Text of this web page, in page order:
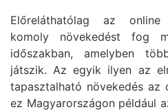
Előreláthatólag az
komoly növekedést fog
időszakban, amelyben
játszik. Az egyik ilyen az
tapasztalható növekedés az
ez Magyarországon például